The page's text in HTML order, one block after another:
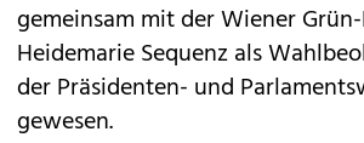
gemeinsam mit der Wiener
Heidemarie Sequenz als
der Präsidenten- und
gewesen.